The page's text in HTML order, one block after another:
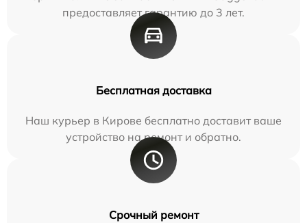
предоставляет гарантию до 3 лет.
Бесплатная доставка
Наш курьер в Кирове бесплатно доставит ваше
устройство на ремонт и обратно.
Срочный ремонт